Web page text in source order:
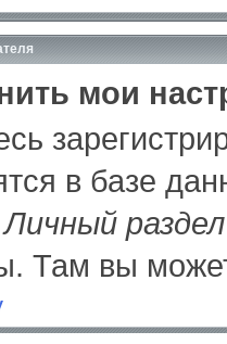
мои
в базе
Личный раздел
Там вы